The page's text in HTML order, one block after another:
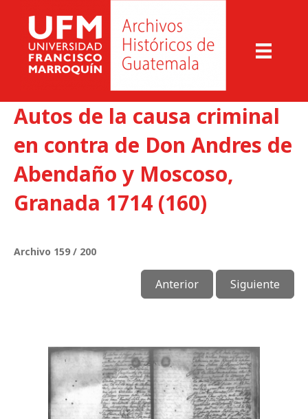
Autos de la causa criminal
en contra de Don Andres de
Abendaño y Moscoso,
Granada 1714 (160)
Archivo 159 / 200
Anterior Siguiente